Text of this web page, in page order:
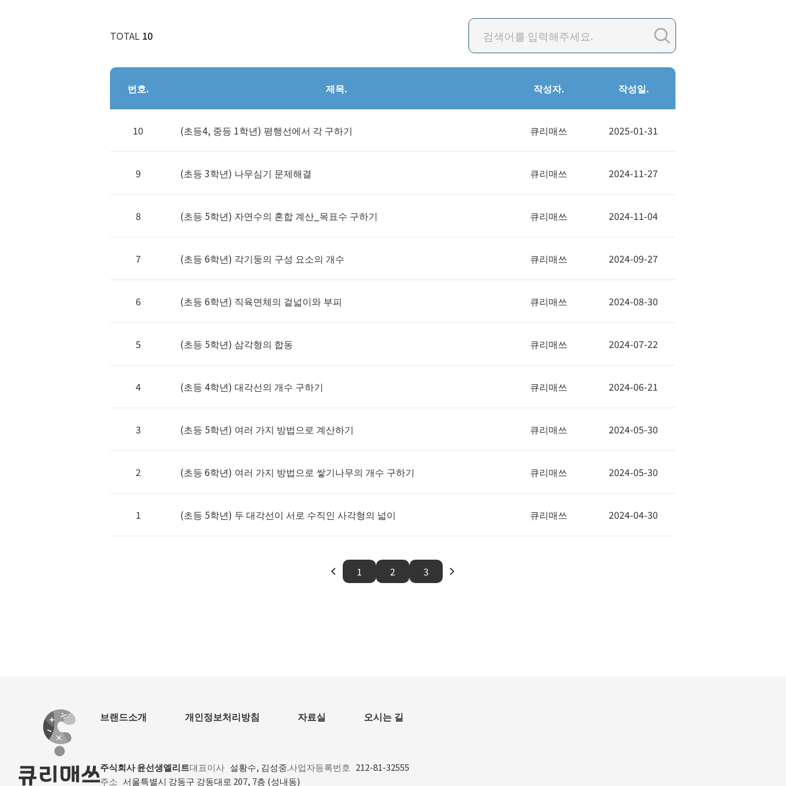
TOTAL 10
번호. 제목. 작성자. 작성일.
10 (초등4, 중등 1학년) 평행선에서 각 구하기 큐리매쓰 2025-01-31
9 (초등 3학년) 나무심기 문제해결 큐리매쓰 2024-11-27
8 (초등 5학년) 자연수의 혼합 계산_목표수 구하기 큐리매쓰 2024-11-04
7 (초등 6학년) 각기둥의 구성 요소의 개수 큐리매쓰 2024-09-27
6 (초등 6학년) 직육면체의 겉넓이와 부피 큐리매쓰 2024-08-30
5 (초등 5학년) 삼각형의 합동 큐리매쓰 2024-07-22
4 (초등 4학년) 대각선의 개수 구하기 큐리매쓰 2024-06-21
3 (초등 5학년) 여러 가지 방법으로 계산하기 큐리매쓰 2024-05-30
2 (초등 6학년) 여러 가지 방법으로 쌓기나무의 개수 구하기 큐리매쓰 2024-05-30
1 (초등 5학년) 두 대각선이 서로 수직인 사각형의 넓이 큐리매쓰 2024-04-30
1 2 3
브랜드소개 개인정보처리방침 자료실 오시는 길
주식회사 윤선생엘리트대표이사 설황수, 김성중.사업자등록번호 212-81-32555
주소 서울특별시 강동구 강동대로 207, 7층 (성내동)